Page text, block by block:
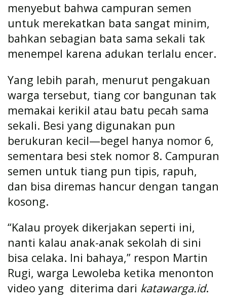
menyebut bahwa campuran semen
untuk merekatkan bata sangat minim,
bahkan sebagian bata sama sekali tak
menempel karena adukan terlalu encer.
Yang lebih parah, menurut pengakuan
warga tersebut, tiang cor bangunan tak
memakai kerikil atau batu pecah sama
sekali. Besi yang digunakan pun
berukuran kecil—begel hanya nomor 6,
sementara besi stek nomor 8. Campuran
semen untuk tiang pun tipis, rapuh,
dan bisa diremas hancur dengan tangan
kosong.
“Kalau proyek dikerjakan seperti ini,
nanti kalau anak-anak sekolah di sini
bisa celaka. Ini bahaya,” respon Martin
Rugi, warga Lewoleba ketika menonton
video yang diterima dari katawarga.id.